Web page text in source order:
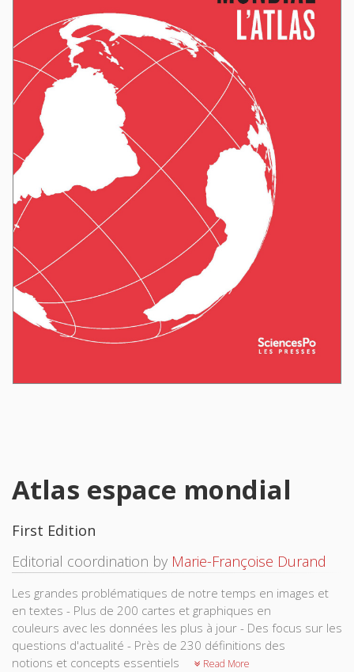
Atlas espace mondial
First Edition
Editorial coordination by Marie-Françoise Durand
Les grandes problématiques de notre temps en images et
en textes - Plus de 200 cartes et graphiques en
couleurs avec les données les plus à jour - Des focus sur les
questions d'actualité - Près de 230 définitions des
notions et concepts essentiels
Read More